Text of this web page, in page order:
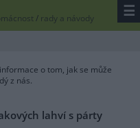
/ rady a návody ☰
o tom, jak se může
z nás.
lahví s párty